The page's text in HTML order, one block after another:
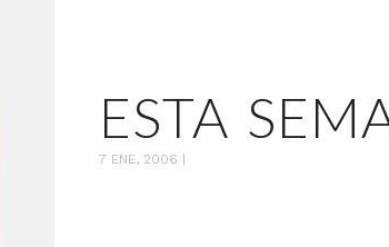
ESTA
7 ENE, 2006